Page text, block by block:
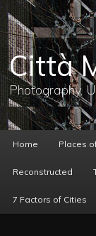
メ
イ
ン
コ
ン
テ
ン
へ
移
動
サ
ブ
コ
ン
テ
ン
ツ
移
動
Città
Photography,
ー
Home Places
Reconstructed
7 Factors of Cities